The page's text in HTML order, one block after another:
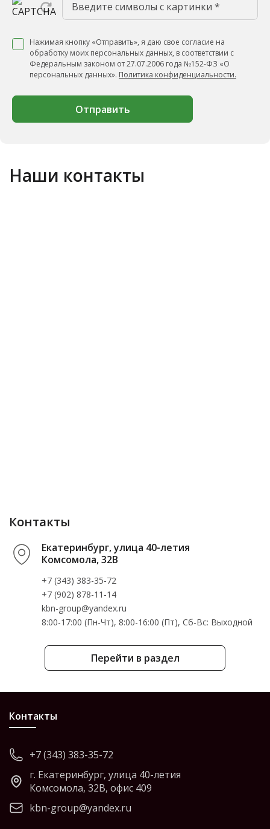
Нажимая кнопку «Отправить», я даю свое согласие на
обработку моих персональных данных, в соответствии с
Федеральным законом от 27.07.2006 года №152-ФЗ «О
персональных данных». Политика конфиденциальности.
Отправить
Наши контакты
Перейти в раздел
Контакты
Екатеринбург, улица 40-летия
Комсомола, 32В
+7 (343) 383-35-72
+7 (902) 878-11-14
kbn-group@yandex.ru
8:00-17:00 (Пн-Чт), 8:00-16:00 (Пт), Cб-Вс: Выходной
Контакты
+7 (343) 383-35-72
г. Екатеринбург, улица 40-летия
Комсомола, 32В, офис 409
kbn-group@yandex.ru